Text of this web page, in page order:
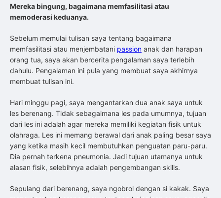
Mereka bingung, bagaimana memfasilitasi atau
memoderasi keduanya.
Sebelum memulai tulisan saya tentang bagaimana
memfasilitasi atau menjembatani passion anak dan harapan
orang tua, saya akan bercerita pengalaman saya terlebih
dahulu. Pengalaman ini pula yang membuat saya akhirnya
membuat tulisan ini.
Hari minggu pagi, saya mengantarkan dua anak saya untuk
les berenang. Tidak sebagaimana les pada umumnya, tujuan
dari les ini adalah agar mereka memiliki kegiatan fisik untuk
olahraga. Les ini memang berawal dari anak paling besar saya
yang ketika masih kecil membutuhkan penguatan paru-paru.
Dia pernah terkena pneumonia. Jadi tujuan utamanya untuk
alasan fisik, selebihnya adalah pengembangan skills.
Sepulang dari berenang, saya ngobrol dengan si kakak. Saya